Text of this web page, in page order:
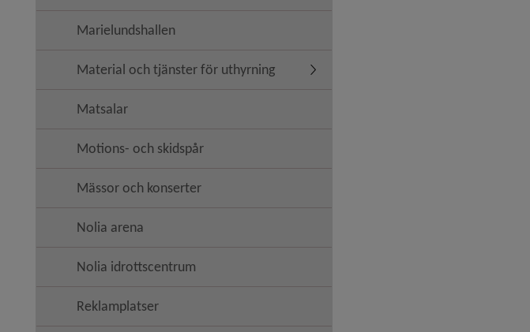
Marielundshallen
Material och tjänster för uthyrning Undermeny för Material och tjänster för uthyrning
Matsalar
Motions- och skidspår
Mässor och konserter
Nolia arena
Nolia idrottscentrum
Reklamplatser